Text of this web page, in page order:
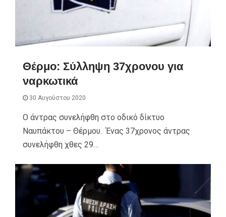
Θέρμο: Σύλληψη 37χρονου για
ναρκωτικά
30 Αυγούστου 2020
Ο άντρας συνελήφθη στο οδικό δίκτυο
Ναυπάκτου – Θέρμου. Ένας 37χρονος άντρας
συνελήφθη χθες 29…